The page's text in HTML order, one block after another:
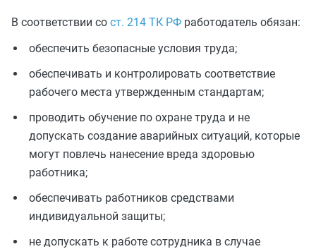
В соответствии со ст. 214 ТК РФ работодатель обязан:
обеспечить безопасные условия труда;
обеспечивать и контролировать соответствие
рабочего места утвержденным стандартам;
проводить обучение по охране труда и не
допускать создание аварийных ситуаций, которые
могут повлечь нанесение вреда здоровью
работника;
обеспечивать работников средствами
индивидуальной защиты;
не допускать к работе сотрудника в случае